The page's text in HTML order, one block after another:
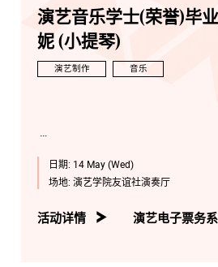
演艺音乐学士(荣誉)毕
妮 (小提琴)
演艺制作 音乐
日期: 14 May (Wed)
场地: 演艺学院友谊社演奏厅
活动详情 演艺电子票务